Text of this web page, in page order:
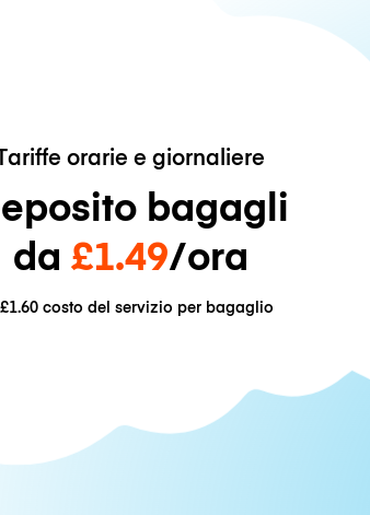
orarie e giornaliere
bagagli
da £1.49/ora
£1.60 costo del servizio per bagaglio